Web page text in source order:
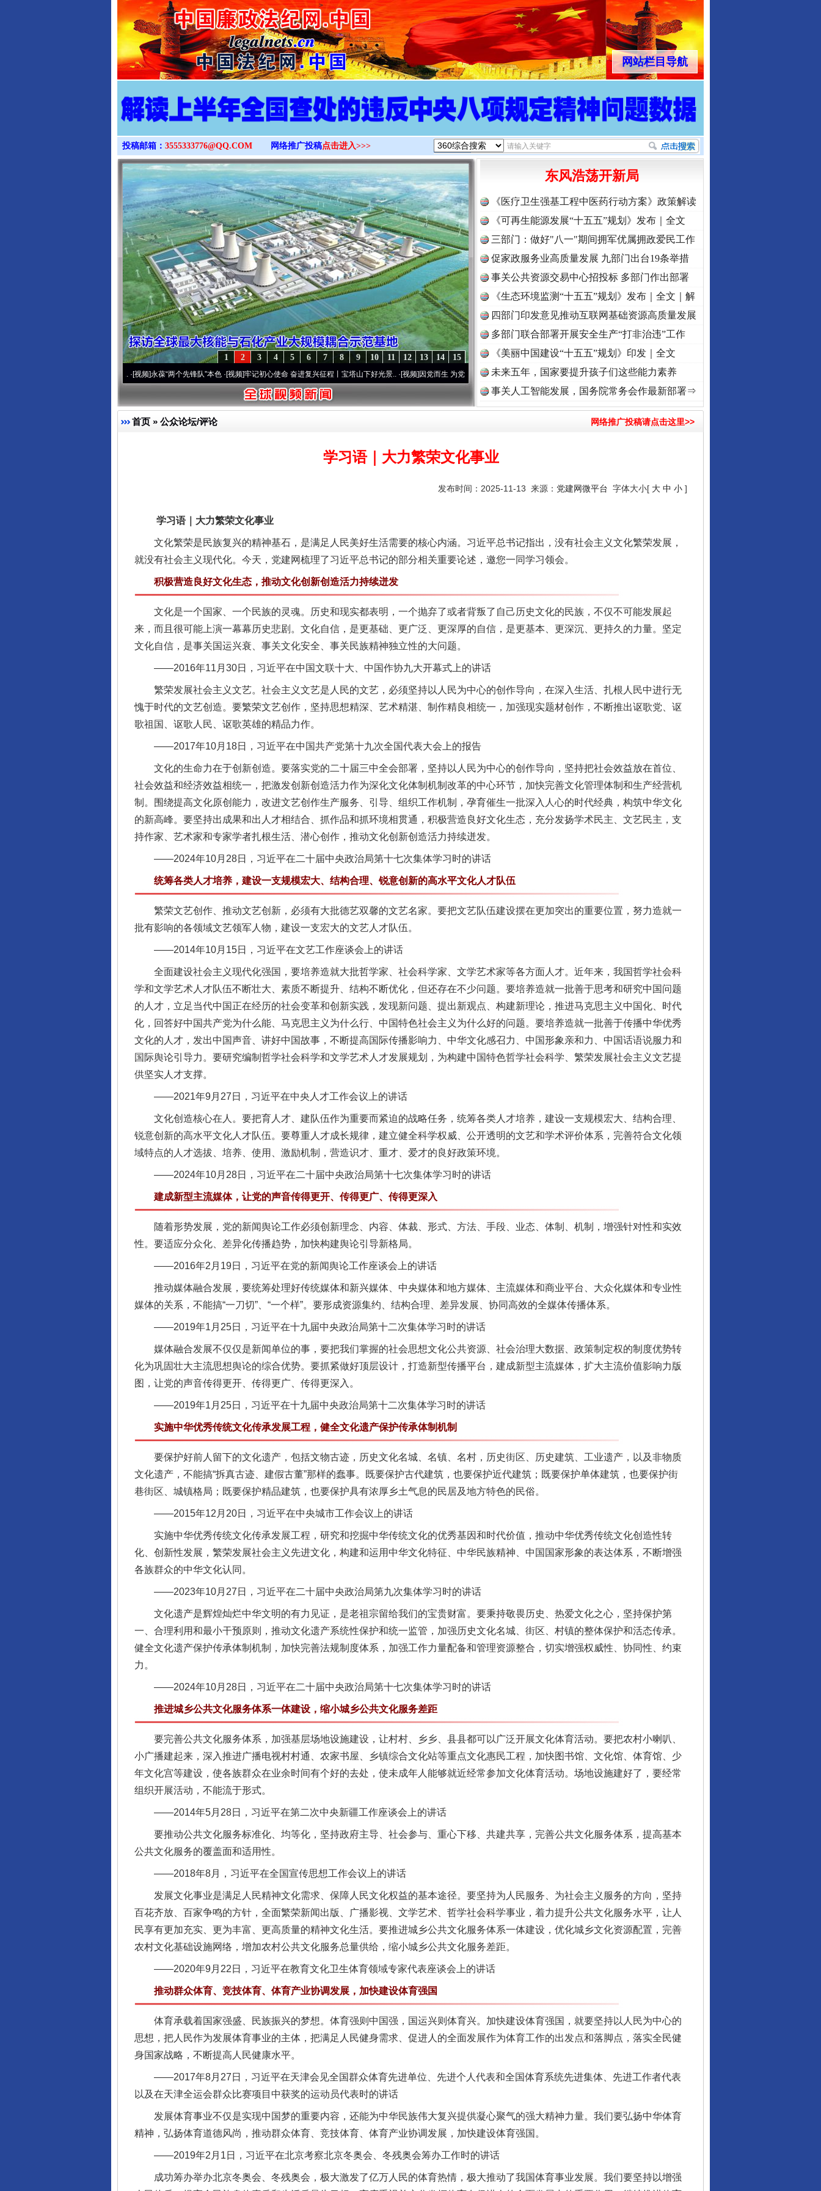
>
网站栏目导航
投稿邮箱： 3555333776@QQ.COM 网络推广投稿点击进入>>>
15
14
13
12
11
10
9
8
7
6
5
4
3
2
1
永葆“两个先锋队”本色·[视频]牢记初心使命 奋进复兴征程丨宝塔山下好光景..·[视频]因党而生 为党而战——百年“纪”事⑧加强纪律.. ·[视频]牢记初心使命 奋进复兴征程丨“转折之城”激荡..
东风浩荡开新局
《医疗卫生强基工程中医药行动方案》政策解读
《可再生能源发展“十五五”规划》发布｜全文
三部门：做好"八一"期间拥军优属拥政爱民工作
促家政服务业高质量发展 九部门出台19条举措
事关公共资源交易中心招投标 多部门作出部署
《生态环境监测“十五五”规划》发布｜全文｜解
读
四部门印发意见推动互联网基础资源高质量发展
多部门联合部署开展安全生产“打非治违”工作
《美丽中国建设“十五五”规划》印发｜全文
未来五年，国家要提升孩子们这些能力素养
事关人工智能发展，国务院常务会作最新部署⇒
首页 » 公众论坛/评论 网络推广投稿请点击这里>>
学习语｜大力繁荣文化事业
发布时间：2025-11-13 来源： 党建网微平台 字体大小[ 大 中 小 ]
学习语｜大力繁荣文化事业
文化繁荣是民族复兴的精神基石，是满足人民美好生活需要的核心内涵。习近平总书记指出，没有社会主义文化繁荣发展，
就没有社会主义现代化。今天，党建网梳理了习近平总书记的部分相关重要论述，邀您一同学习领会。
积极营造良好文化生态，推动文化创新创造活力持续迸发
文化是一个国家、一个民族的灵魂。历史和现实都表明，一个抛弃了或者背叛了自己历史文化的民族，不仅不可能发展起
来，而且很可能上演一幕幕历史悲剧。文化自信，是更基础、更广泛、更深厚的自信，是更基本、更深沉、更持久的力量。坚定
文化自信，是事关国运兴衰、事关文化安全、事关民族精神独立性的大问题。
——2016年11月30日，习近平在中国文联十大、中国作协九大开幕式上的讲话
繁荣发展社会主义文艺。社会主义文艺是人民的文艺，必须坚持以人民为中心的创作导向，在深入生活、扎根人民中进行无
愧于时代的文艺创造。要繁荣文艺创作，坚持思想精深、艺术精湛、制作精良相统一，加强现实题材创作，不断推出讴歌党、讴
歌祖国、讴歌人民、讴歌英雄的精品力作。
——2017年10月18日，习近平在中国共产党第十九次全国代表大会上的报告
文化的生命力在于创新创造。要落实党的二十届三中全会部署，坚持以人民为中心的创作导向，坚持把社会效益放在首位、
社会效益和经济效益相统一，把激发创新创造活力作为深化文化体制机制改革的中心环节，加快完善文化管理体制和生产经营机
制。围绕提高文化原创能力，改进文艺创作生产服务、引导、组织工作机制，孕育催生一批深入人心的时代经典，构筑中华文化
的新高峰。要坚持出成果和出人才相结合、抓作品和抓环境相贯通，积极营造良好文化生态，充分发扬学术民主、文艺民主，支
持作家、艺术家和专家学者扎根生活、潜心创作，推动文化创新创造活力持续迸发。
——2024年10月28日，习近平在二十届中央政治局第十七次集体学习时的讲话
统筹各类人才培养，建设一支规模宏大、结构合理、锐意创新的高水平文化人才队伍
繁荣文艺创作、推动文艺创新，必须有大批德艺双馨的文艺名家。要把文艺队伍建设摆在更加突出的重要位置，努力造就一
批有影响的各领域文艺领军人物，建设一支宏大的文艺人才队伍。
——2014年10月15日，习近平在文艺工作座谈会上的讲话
全面建设社会主义现代化强国，要培养造就大批哲学家、社会科学家、文学艺术家等各方面人才。近年来，我国哲学社会科
学和文学艺术人才队伍不断壮大、素质不断提升、结构不断优化，但还存在不少问题。要培养造就一批善于思考和研究中国问题
的人才，立足当代中国正在经历的社会变革和创新实践，发现新问题、提出新观点、构建新理论，推进马克思主义中国化、时代
化，回答好中国共产党为什么能、马克思主义为什么行、中国特色社会主义为什么好的问题。要培养造就一批善于传播中华优秀
文化的人才，发出中国声音、讲好中国故事，不断提高国际传播影响力、中华文化感召力、中国形象亲和力、中国话语说服力和
国际舆论引导力。要研究编制哲学社会科学和文学艺术人才发展规划，为构建中国特色哲学社会科学、繁荣发展社会主义文艺提
供坚实人才支撑。
——2021年9月27日，习近平在中央人才工作会议上的讲话
文化创造核心在人。要把育人才、建队伍作为重要而紧迫的战略任务，统筹各类人才培养，建设一支规模宏大、结构合理、
锐意创新的高水平文化人才队伍。要尊重人才成长规律，建立健全科学权威、公开透明的文艺和学术评价体系，完善符合文化领
域特点的人才选拔、培养、使用、激励机制，营造识才、重才、爱才的良好政策环境。
——2024年10月28日，习近平在二十届中央政治局第十七次集体学习时的讲话
建成新型主流媒体，让党的声音传得更开、传得更广、传得更深入
随着形势发展，党的新闻舆论工作必须创新理念、内容、体裁、形式、方法、手段、业态、体制、机制，增强针对性和实效
性。要适应分众化、差异化传播趋势，加快构建舆论引导新格局。
——2016年2月19日，习近平在党的新闻舆论工作座谈会上的讲话
推动媒体融合发展，要统筹处理好传统媒体和新兴媒体、中央媒体和地方媒体、主流媒体和商业平台、大众化媒体和专业性
媒体的关系，不能搞“一刀切”、“一个样”。要形成资源集约、结构合理、差异发展、协同高效的全媒体传播体系。
——2019年1月25日，习近平在十九届中央政治局第十二次集体学习时的讲话
媒体融合发展不仅仅是新闻单位的事，要把我们掌握的社会思想文化公共资源、社会治理大数据、政策制定权的制度优势转
化为巩固壮大主流思想舆论的综合优势。要抓紧做好顶层设计，打造新型传播平台，建成新型主流媒体，扩大主流价值影响力版
图，让党的声音传得更开、传得更广、传得更深入。
——2019年1月25日，习近平在十九届中央政治局第十二次集体学习时的讲话
实施中华优秀传统文化传承发展工程，健全文化遗产保护传承体制机制
要保护好前人留下的文化遗产，包括文物古迹，历史文化名城、名镇、名村，历史街区、历史建筑、工业遗产，以及非物质
文化遗产，不能搞“拆真古迹、建假古董”那样的蠢事。既要保护古代建筑，也要保护近代建筑；既要保护单体建筑，也要保护街
巷街区、城镇格局；既要保护精品建筑，也要保护具有浓厚乡土气息的民居及地方特色的民俗。
——2015年12月20日，习近平在中央城市工作会议上的讲话
实施中华优秀传统文化传承发展工程，研究和挖掘中华传统文化的优秀基因和时代价值，推动中华优秀传统文化创造性转
化、创新性发展，繁荣发展社会主义先进文化，构建和运用中华文化特征、中华民族精神、中国国家形象的表达体系，不断增强
各族群众的中华文化认同。
——2023年10月27日，习近平在二十届中央政治局第九次集体学习时的讲话
文化遗产是辉煌灿烂中华文明的有力见证，是老祖宗留给我们的宝贵财富。要秉持敬畏历史、热爱文化之心，坚持保护第
一、合理利用和最小干预原则，推动文化遗产系统性保护和统一监管，加强历史文化名城、街区、村镇的整体保护和活态传承。
健全文化遗产保护传承体制机制，加快完善法规制度体系，加强工作力量配备和管理资源整合，切实增强权威性、协同性、约束
力。
——2024年10月28日，习近平在二十届中央政治局第十七次集体学习时的讲话
推进城乡公共文化服务体系一体建设，缩小城乡公共文化服务差距
要完善公共文化服务体系，加强基层场地设施建设，让村村、乡乡、县县都可以广泛开展文化体育活动。要把农村小喇叭、
小广播建起来，深入推进广播电视村村通、农家书屋、乡镇综合文化站等重点文化惠民工程，加快图书馆、文化馆、体育馆、少
年文化宫等建设，使各族群众在业余时间有个好的去处，使未成年人能够就近经常参加文化体育活动。场地设施建好了，要经常
组织开展活动，不能流于形式。
——2014年5月28日，习近平在第二次中央新疆工作座谈会上的讲话
要推动公共文化服务标准化、均等化，坚持政府主导、社会参与、重心下移、共建共享，完善公共文化服务体系，提高基本
公共文化服务的覆盖面和适用性。
——2018年8月，习近平在全国宣传思想工作会议上的讲话
发展文化事业是满足人民精神文化需求、保障人民文化权益的基本途径。要坚持为人民服务、为社会主义服务的方向，坚持
百花齐放、百家争鸣的方针，全面繁荣新闻出版、广播影视、文学艺术、哲学社会科学事业，着力提升公共文化服务水平，让人
民享有更加充实、更为丰富、更高质量的精神文化生活。要推进城乡公共文化服务体系一体建设，优化城乡文化资源配置，完善
农村文化基础设施网络，增加农村公共文化服务总量供给，缩小城乡公共文化服务差距。
——2020年9月22日，习近平在教育文化卫生体育领域专家代表座谈会上的讲话
推动群众体育、竞技体育、体育产业协调发展，加快建设体育强国
体育承载着国家强盛、民族振兴的梦想。体育强则中国强，国运兴则体育兴。加快建设体育强国，就要坚持以人民为中心的
思想，把人民作为发展体育事业的主体，把满足人民健身需求、促进人的全面发展作为体育工作的出发点和落脚点，落实全民健
身国家战略，不断提高人民健康水平。
——2017年8月27日，习近平在天津会见全国群众体育先进单位、先进个人代表和全国体育系统先进集体、先进工作者代表
以及在天津全运会群众比赛项目中获奖的运动员代表时的讲话
发展体育事业不仅是实现中国梦的重要内容，还能为中华民族伟大复兴提供凝心聚气的强大精神力量。我们要弘扬中华体育
精神，弘扬体育道德风尚，推动群众体育、竞技体育、体育产业协调发展，加快建设体育强国。
——2019年2月1日，习近平在北京考察北京冬奥会、冬残奥会筹办工作时的讲话
成功筹办举办北京冬奥会、冬残奥会，极大激发了亿万人民的体育热情，极大推动了我国体育事业发展。我们要坚持以增强
完善运行机制助力责任有效落实 一纸欠条伤亲情 巡回调解促和解.. 行业协会接连发公告